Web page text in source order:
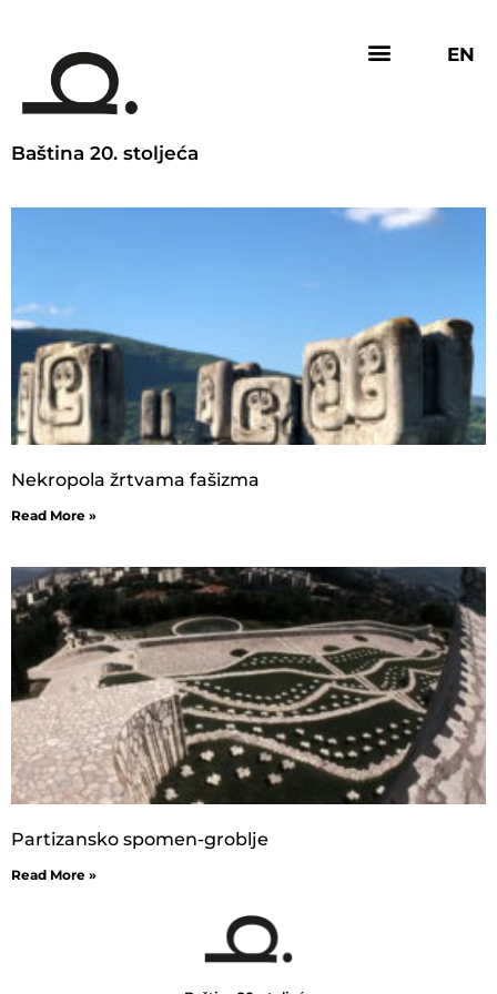
Baština 20. stoljeća
EN
Nekropola žrtvama fašizma
Read More »
Partizansko spomen-groblje
Read More »